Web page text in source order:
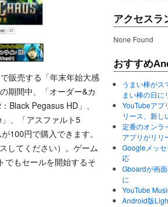
販売する「年末年始大感
期間中、「オーダー&カ
Black Pegasus HD」、
、「アスファルト5
100円で購入できます。
してください）。ゲーム
でもセールを開始するそ
アクセスラ
None Found
おすすめ
うまい棒がス
まい棒の日に
YouTubeアプ
リース、新し
定番のオンラ
アプリがリリ
Googleメッ
応
Gboardが画
に
YouTube
Android版